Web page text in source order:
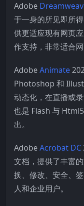
Adobe
于一身的所见即所
供更适应现有网页
作支持，非常适合
AdobeAnimate
Photoshop 和
动态化，在直播或
也是 Flash 与
出。
AdobeAcrobat DC
文档，提供了丰富
换、修改、安全、
人和企业用户。